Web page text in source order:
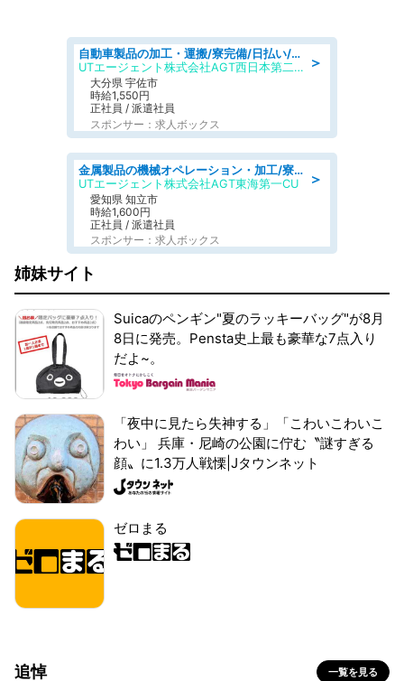
＞
自動車製品の加工・運搬/寮完備/日払い/工場・製造
UTエージェント株式会社AGT西日本第二CU
大分県 宇佐市
時給1,550円
正社員 / 派遣社員
スポンサー：求人ボックス
＞
金属製品の機械オペレーション・加工/寮完備/日払い/工場・製造
UTエージェント株式会社AGT東海第一CU
愛知県 知立市
時給1,600円
正社員 / 派遣社員
スポンサー：求人ボックス
姉妹サイト
Suicaのペンギン"夏のラッキーバッグ"が8月
8日に発売。Pensta史上最も豪華な7点入り
だよ~。
「夜中に見たら失神する」「こわいこわいこ
わい」 兵庫・尼崎の公園に佇む〝謎すぎる
顔〟に1.3万人戦慄|Jタウンネット
ゼロまる
追悼 一覧を見る